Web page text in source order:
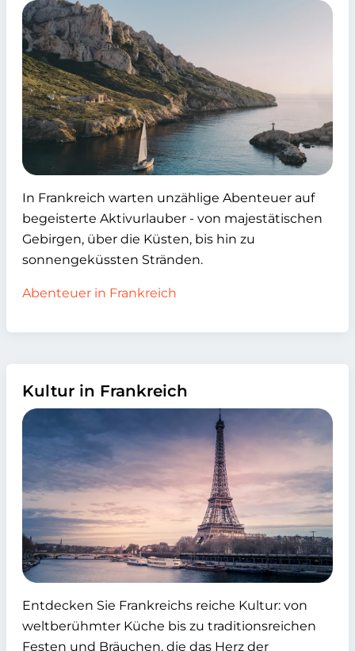
In Frankreich warten unzählige Abenteuer auf
begeisterte Aktivurlauber - von majestätischen
Gebirgen, über die Küsten, bis hin zu
sonnengeküssten Stränden.
Abenteuer in Frankreich
Kultur in Frankreich
Entdecken Sie Frankreichs reiche Kultur: von
weltberühmter Küche bis zu traditionsreichen
Festen und Bräuchen, die das Herz der